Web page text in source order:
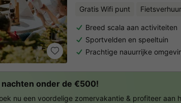
Gratis Wifi punt Fietsverhuur
Breed scala aan activiteiten
Sportvelden en speeltuin
Prachtige nauurrijke
nachten onder de €500!
nu een voordelige zomervakantie & profiteer aan